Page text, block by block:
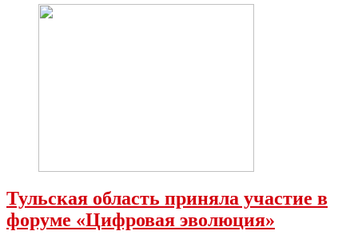
Тульская область приняла участие в
форуме «Цифровая эволюция»